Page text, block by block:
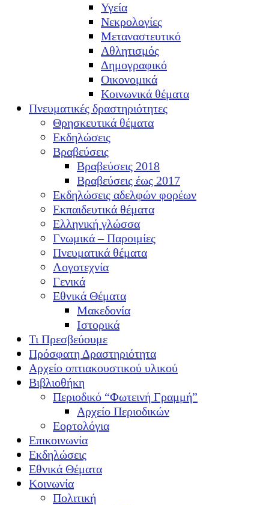
Υγεία
Νεκρολογίες
Μεταναστευτικό
Αθλητισμός
Δημογραφικό
Οικονομικά
Κοινωνικά θέματα
Πνευματικές δραστηριότητες
Θρησκευτικά θέματα
Εκδηλώσεις
Βραβεύσεις
Βραβεύσεις 2018
Βραβεύσεις έως 2017
Εκδηλώσεις αδελφών φορέων
Εκπαιδευτικά θέματα
Ελληνική γλώσσα
Γνωμικά – Παροιμίες
Πνευματικά θέματα
Λογοτεχνία
Γενικά
Εθνικά Θέματα
Μακεδονία
Ιστορικά
Τι Πρεσβεύουμε
Πρόσφατη Δραστηριότητα
Αρχείο οπτιακουστικού υλικού
Βιβλιοθήκη
Περιοδικό “Φωτεινή Γραμμή”
Αρχείο Περιοδικών
Εορτολόγια
Επικοινωνία
Εκδηλώσεις
Εθνικά Θέματα
Κοινωνία
Πολιτική